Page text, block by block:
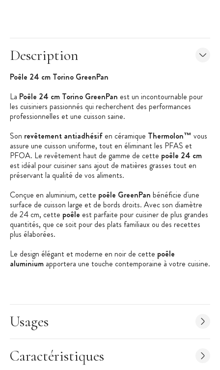
Description
Poêle 24 cm Torino GreenPan
La Poêle 24 cm Torino GreenPan est un incontournable pour
les cuisiniers passionnés qui recherchent des performances
professionnelles et une cuisson saine.
Son revêtement antiadhésif en céramique Thermolon™ vous
assure une cuisson uniforme, tout en éliminant les PFAS et
PFOA. Le revêtement haut de gamme de cette poêle 24 cm
est idéal pour cuisiner sans ajout de matières grasses tout en
préservant la qualité de vos aliments.
Conçue en aluminium, cette poêle GreenPan bénéficie d'une
surface de cuisson large et de bords droits. Avec son diamètre
de 24 cm, cette poêle est parfaite pour cuisiner de plus grandes
quantités, que ce soit pour des plats familiaux ou des recettes
plus élaborées.
Le design élégant et moderne en noir de cette poêle
aluminium apportera une touche contemporaine à votre cuisine.
antiadhésive
incomparable.
Les + produit :
Bords droits avec surface de cuisson large
Qualité professionnelle
Usages
Caractéristiques